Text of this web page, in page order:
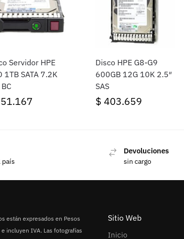
Servidor HPE
1TB SATA 7.2K
Disco HPE G8-G9
600GB 12G 10K 2.5″
SAS
$ 403.659
país
Devoluciones
sin cargo
están expresados en Pesos
incluyen IVA. Las fotografías
Sitio Web
Inicio